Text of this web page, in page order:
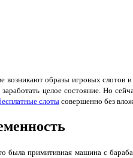
возникают образы игровых слотов
целое состояние. Но
слоты совершенно без
была примитивная машина с